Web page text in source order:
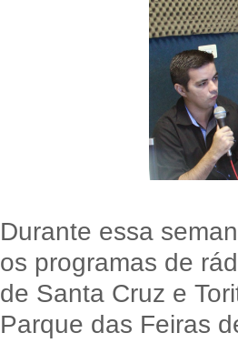
Durante essa
os programas de
de Santa Cruz e
Parque das Feiras